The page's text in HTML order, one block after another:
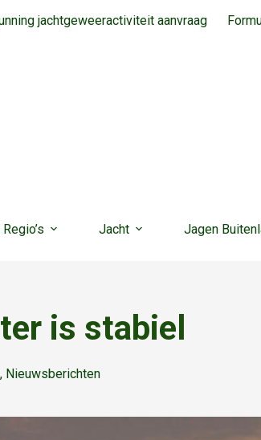
jachtgeweeractiviteit aanvraag
Jacht Jagen
is stabiel
, Nieuwsberichten